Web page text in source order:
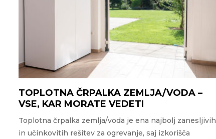
TOPLOTNA ČRPALKA ZEMLJA/VODA –
VSE, KAR MORATE VEDETI
Toplotna črpalka zemlja/voda je ena najbolj zanesljivih
in učinkovitih rešitev za ogrevanje, saj izkorišča